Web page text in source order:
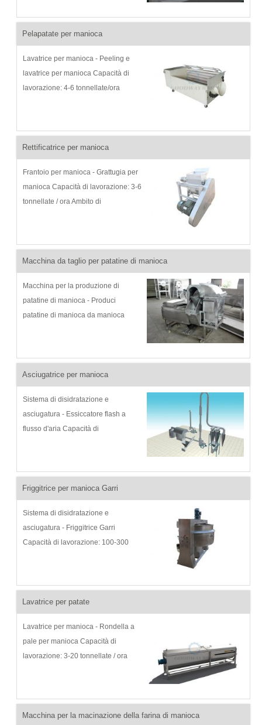
possibile e l'essiccatore flash può
essiccare l'amido umido a bassa
umidità...
Pelapatate per manioca
Lavatrice per manioca - Peeling e
lavatrice per manioca Capacità di
lavorazione: 4-6 tonnellate/ora
Introduzione al prodotto: Macchina
per la lavorazione della manioca,
cass...
Rettificatrice per manioca
Frantoio per manioca - Grattugia per
manioca Capacità di lavorazione: 3-6
tonnellate / ora Ambito di
grattugia per manioca, grattugia per
manioca, manioca ...
Macchina da taglio per patatine di manioca
Macchina per la produzione di
patatine di manioca - Produci
patatine di manioca da manioca
Asciugatrice per manioca
Sistema di disidratazione e
asciugatura - Essiccatore flash a
flusso d'aria Capacità di
di amido di manioca e farina
Introduzione al prodotto: essiccatore
flash a flusso d'aria, essiccazio
Friggitrice per manioca Garri
Sistema di disidratazione e
asciugatura - Friggitrice Garri
Capacità di lavorazione: 100-300
prodotto: friggitrice Garri, friggitrice
per manioca, friggitrice per manioca
...
Lavatrice per patate
Lavatrice per manioca - Rondella a
pale per manioca Capacità di
lavorazione: 3-20 tonnellate / ora
fango e sabbia superficiali
Introduzione al prodotto: macchina
Macchina per la macinazione della farina di manioca